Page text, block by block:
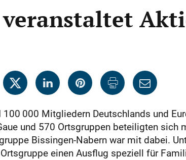
000 Mitgliedern Deutschlands und
und 570 Ortsgruppen beteiligten
Bissingen-Nabern war mit dabei.
einen Ausflug speziell für